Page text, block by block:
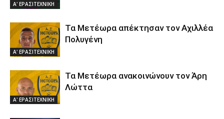
Α' ΕΡΑΣΙΤΕΧΝΙΚΗ
Α' ΕΡΑΣΙΤΕΧΝΙΚΗ
Τα Μετέωρα απέκτησαν τον Αχιλλέα
Πολυγένη
Α' ΕΡΑΣΙΤΕΧΝΙΚΗ
Τα Μετέωρα ανακοινώνουν τον Άρη
Λώττα